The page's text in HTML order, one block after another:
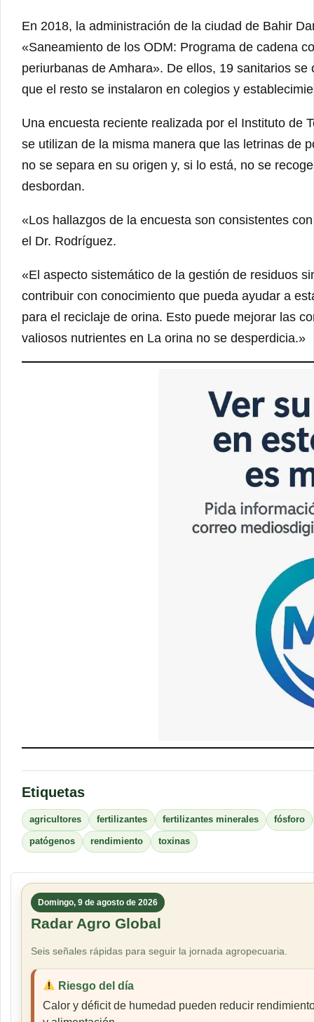
En 2018, la administración de la ciudad de Bahir
«Saneamiento de los ODM: Programa de cadena
periurbanas de Amhara». De ellos, 19 sanitarios
que el resto se instalaron en colegios y
Una encuesta reciente realizada por el Instituto de
se utilizan de la misma manera que las letrinas de
no se separa en su origen y, si lo está, no se
desbordan.
«Los hallazgos de la encuesta son consistentes
el Dr. Rodríguez.
«El aspecto sistemático de la gestión de residuos
contribuir con conocimiento que pueda ayudar a
para el reciclaje de orina. Esto puede mejorar las
valiosos nutrientes en La orina no se desperdicia.»
Etiquetas
agricultores fertilizantes fertilizantes minerales fósforo
patógenos rendimiento toxinas
Domingo, 9 de agosto de 2026
Radar Agro Global
Seis señales rápidas para seguir la jornada agropecuaria.
Riesgo del día
Calor y déficit de humedad pueden reducir